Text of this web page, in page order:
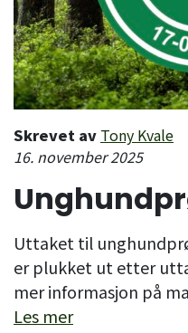
Skrevet av Tony Kvale
16. november 2025
Uttaket til
er plukket ut etter
mer informasjon på
Les mer